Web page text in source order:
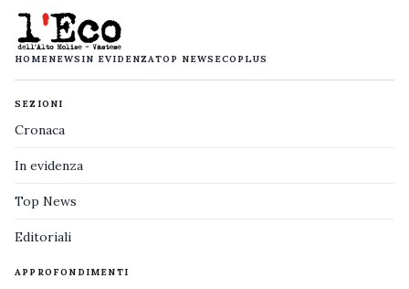
HOMENEWS IN EVIDENZATOP NEWS ECOPLUS
SEZIONI
Cronaca
In evidenza
Top News
Editoriali
APPROFONDIMENTI